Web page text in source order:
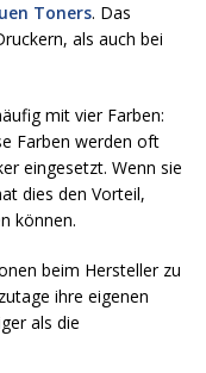
Toners. Das
als auch bei
mit vier Farben:
Farben werden oft
eingesetzt. Wenn sie
dies den Vorteil,
können.
beim Hersteller zu
ihre eigenen
als die